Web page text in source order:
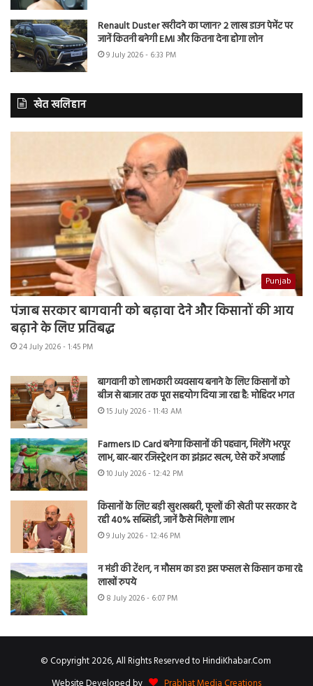
Renault Duster खरीदने का प्लान? 2 लाख डाउन पेमेंट पर
जानें कितनी बनेगी EMI और कितना देना होगा लोन
9 July 2026 - 6:33 PM
खेत खलिहान
Punjab
पंजाब सरकार बागवानी को बढ़ावा देने और किसानों की आय
बढ़ाने के लिए प्रतिबद्ध
24 July 2026 - 1:45 PM
बागवानी को लाभकारी व्यवसाय बनाने के लिए किसानों को
बीज से बाजार तक पूरा सहयोग दिया जा रहा है: मोहिंदर भगत
15 July 2026 - 11:43 AM
Farmers ID Card बनेगा किसानों की पहचान, मिलेंगे भरपूर
लाभ, बार-बार रजिस्ट्रेशन का झंझट खत्म, ऐसे करें अप्लाई
10 July 2026 - 12:42 PM
किसानों के लिए बड़ी खुशखबरी, फूलों की खेती पर सरकार दे
रही 40% सब्सिडी, जानें कैसे मिलेगा लाभ
9 July 2026 - 12:46 PM
न मंडी की टेंशन, न मौसम का डर! इस फसल से किसान कमा रहे
लाखों रुपये
8 July 2026 - 6:07 PM
© Copyright 2026, All Rights Reserved to HindiKhabar.Com